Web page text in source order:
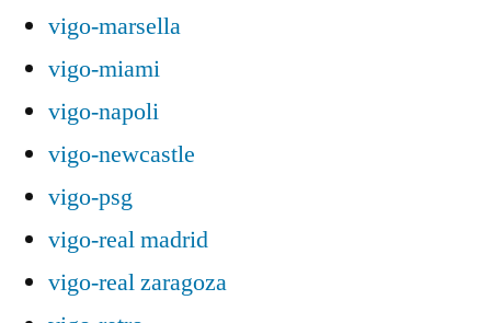
vigo-marsella
vigo-miami
vigo-napoli
vigo-newcastle
vigo-psg
vigo-real madrid
vigo-real zaragoza